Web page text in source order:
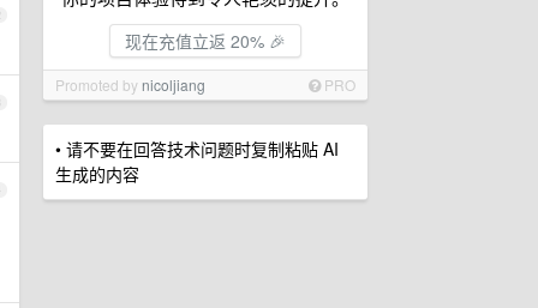
现在充值立返 20% 🎉
Promoted by nicoljiang PRO
• 请不要在回答技术问题时复制粘贴 AI
生成的内容